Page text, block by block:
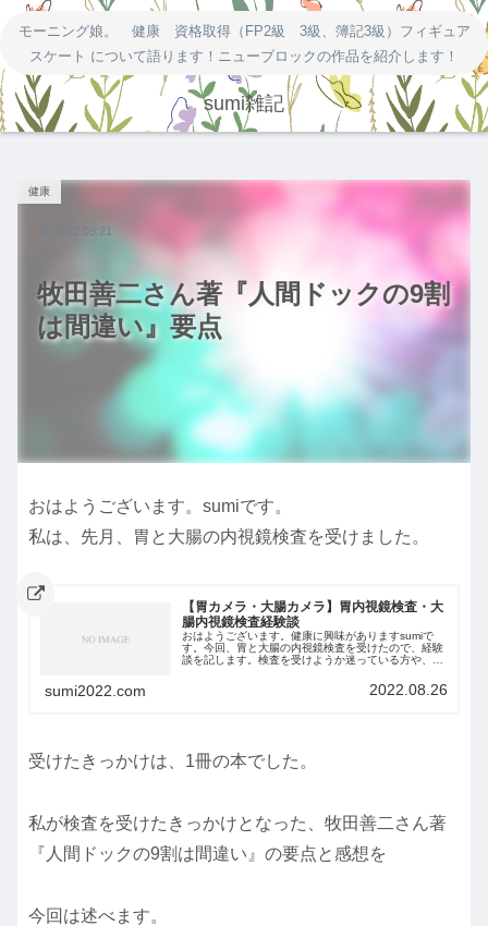
モーニング娘。 健康 資格取得（FP2級 3級、簿記3級）フィギュア
スケート について語ります！ニューブロックの作品を紹介します！
sumi雑記
牧田善二さん著『人間ドックの9割
は間違い』要点
健康
2022.09.21
おはようございます。sumiです。
私は、先月、胃と大腸の内視鏡検査を受けました。
【胃カメラ・大腸カメラ】胃内視鏡検査・大
腸内視鏡検査経験談
おはようございます。健康に興味がありますsumiで
す。今回、胃と大腸の内視鏡検査を受けたので、経験
談を記します。検査を受けようか迷っている方や、受
尚、病院によって、そして個人の状況によって、検
sumi2022.com 2022.08.26
受けたきっかけは、1冊の本でした。
私が検査を受けたきっかけとなった、牧田善二さん著
『人間ドックの9割は間違い』の要点と感想を
今回は述べます。